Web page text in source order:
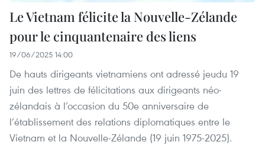
Le Vietnam félicite la Nouvelle-Zélande
pour le cinquantenaire des liens
19/06/2025 14:00
De hauts dirigeants vietnamiens ont adressé jeudu 19
juin des lettres de félicitations aux dirigeants néo-
zélandais à l’occasion du 50e anniversaire de
l’établissement des relations diplomatiques entre le
Vietnam et la Nouvelle-Zélande (19 juin 1975-2025).